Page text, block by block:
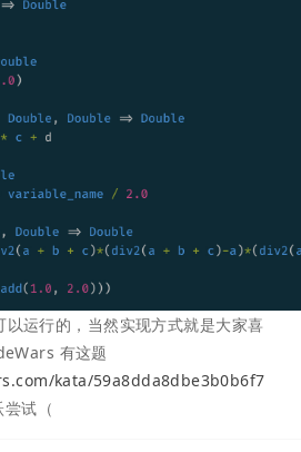
运行的，当然实现方式就是大家喜
有这题
kata/59a8dda8dbe3b0b6f7
试（